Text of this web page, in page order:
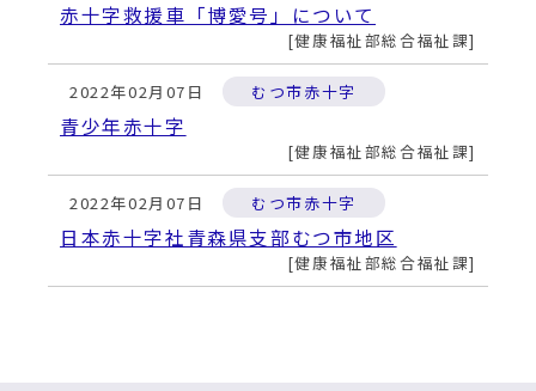
赤十字救援車「博愛号」について
健康福祉部総合福祉課
2022年02月07日 むつ市赤十字
青少年赤十字
健康福祉部総合福祉課
2022年02月07日 むつ市赤十字
日本赤十字社青森県支部むつ市地区
健康福祉部総合福祉課